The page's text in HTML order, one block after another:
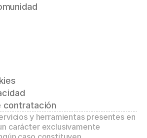
contratación
y herramientas presentes en
carácter exclusivamente